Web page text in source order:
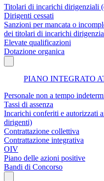
Titolari di incarichi dirigenziali
Dirigenti cessati
Sanzioni per mancata o
dei titolari di incarichi
Elevate qualificazioni
Dotazione organica
PIANO INTEGRATO
Personale non a tempo
Tassi di assenza
Incarichi conferiti e autorizzati
dirigenti)
Contrattazione collettiva
Contrattazione integrativa
OIV
Piano delle azioni positive
Bandi di Concorso